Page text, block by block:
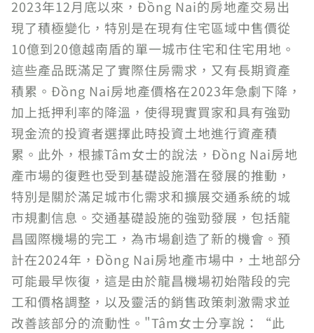
2023年12月底以來，Đồng Nai的房地產交易出
現了積極變化，特別是在現有住宅區域中售價從
10億到20億越南盾的單一城市住宅和住宅用地。
這些產品既滿足了實際住房需求，又有長期資產
積累。Đồng Nai房地產價格在2023年急劇下降，
加上抵押利率的降溫，使得現實買家和具有強勁
現金流的投資者選擇此時投資土地進行資產積
累。此外，根據Tâm女士的說法，Đồng Nai房地
產市場的復甦也受到基礎設施潛在發展的推動，
特別是關於滿足城市化需求和擴展交通系統的城
市規劃信息。交通基礎設施的強勁發展，包括龍
昌國際機場的完工，為市場創造了新的機會。預
計在2024年，Đồng Nai房地產市場中，土地部分
可能最早恢復，這是由於龍昌機場初始階段的完
工和價格調整，以及靈活的銷售政策刺激需求並
改善該部分的流動性。"Tâm女士分享說：“此